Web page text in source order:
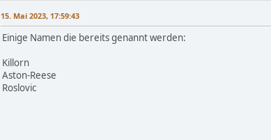
15. Mai 2023, 17:59:43
Einige Namen die bereits genannt werden:
Killorn
Aston-Reese
Roslovic